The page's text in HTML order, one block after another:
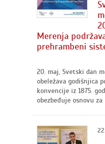
Merenja
prehrambeni
20. maj, Svetski dan
obeležava godišnjica
konvencije iz 1875.
obezbeđuje osnovu